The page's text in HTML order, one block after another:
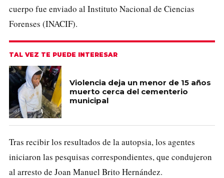
cuerpo fue enviado al Instituto Nacional de Ciencias
Forenses (INACIF).
TAL VEZ TE PUEDE INTERESAR
Violencia deja un menor de 15 años
muerto cerca del cementerio
municipal
Tras recibir los resultados de la autopsia, los agentes
iniciaron las pesquisas correspondientes, que condujeron
al arresto de Joan Manuel Brito Hernández.